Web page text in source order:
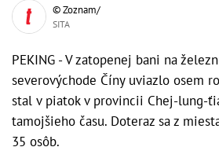
© Zoznam/
SITA
PEKING - V zatopenej bani na
severovýchode Číny uviazlo osem
stal v piatok v provincii Chej-lung-
tamojšieho času. Doteraz sa z
35 osôb.